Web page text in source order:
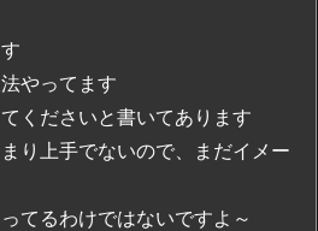
やってます
くださいと書いてあります
り上手でないので、まだイメー
てるわけではないですよ～